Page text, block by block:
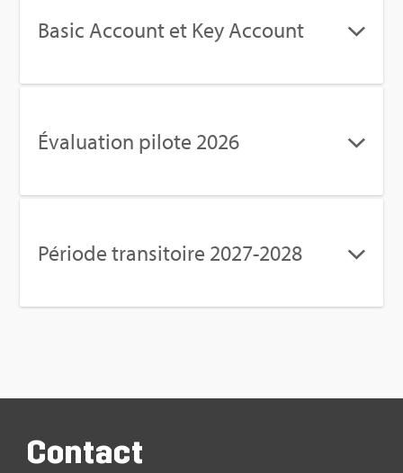
Basic Account et Key Account
Éva­lua­tion pilote 2026
Période tran­si­toire 2027-2028
Contact